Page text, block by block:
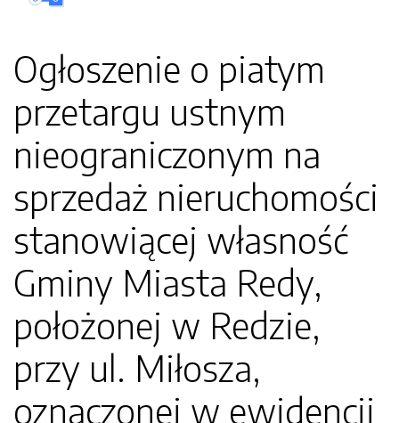
Ogłoszenie o piatym
przetargu ustnym
nieograniczonym na
sprzedaż nieruchomości
stanowiącej własność
Gminy Miasta Redy,
położonej w Redzie,
przy ul. Miłosza,
oznaczonej w ewidencji